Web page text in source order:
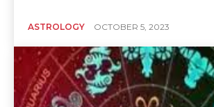
ASTROLOGY OCTOBER 5, 2023